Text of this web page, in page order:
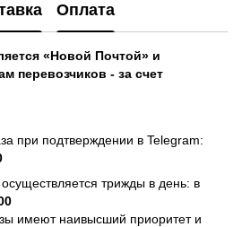
Оплата
«Новой Почтой» и
перевозчиков - за счет
при подтверждении в Telegram:
осуществляется трижды в день: в
имеют наивысший приоритет и